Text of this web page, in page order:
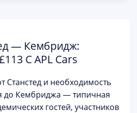
— Кембридж:
С APL Cars
Станстед и необходимость
до Кембриджа — типичная
гостей, участников